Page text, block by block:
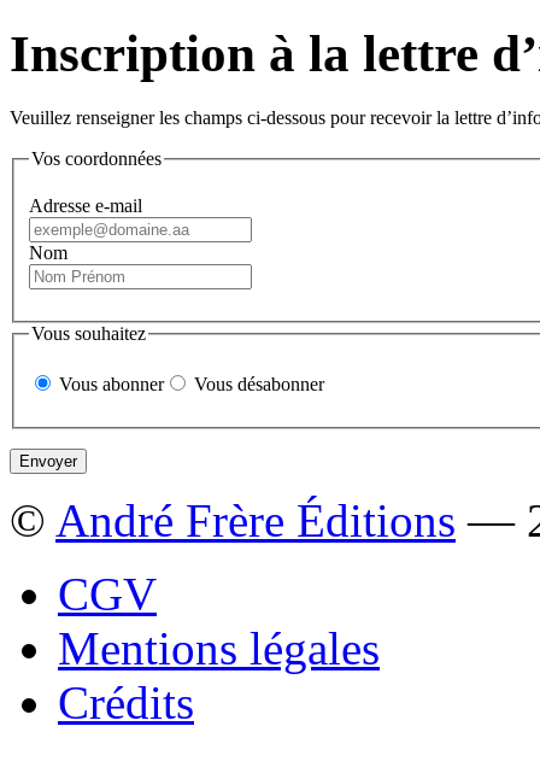
Inscription à la lettre
Veuillez renseigner les champs ci-dessous pour recevoir la lettre
Vos coordonnées
Adresse e-mail
Nom
Vous souhaitez
Vous abonner Vous désabonner
© André Frère Éditions —
CGV
Mentions légales
Crédits